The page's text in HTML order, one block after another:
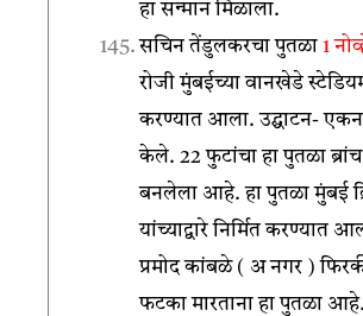
हा सन्मान मिळाला.
सचिन तेंडुलकरचा पुतळा 1
रोजी मुंबईच्या वानखेडे
करण्यात आला. उद्घाटन-
केले. 22 फुटांचा हा पुतळा
बनलेला आहे. हा पुतळा मुंबई
यांच्याद्वारे निर्मित करण्यात
प्रमोद कांबळे ( अ नगर )
फटका मारताना हा पुतळा आहे.